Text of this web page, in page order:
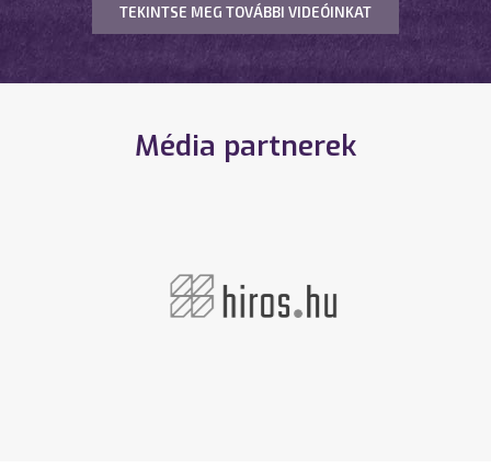
TEKINTSE MEG TOVÁBBI VIDEÓINKAT
Média partnerek